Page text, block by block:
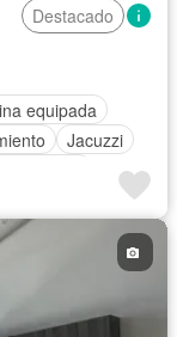
Destacado
equipada
Jacuzzi